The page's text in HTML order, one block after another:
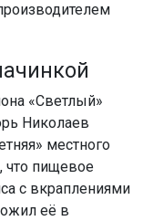
«Светлый»
Николаев
местного
что пищевое
с вкраплениями
её в